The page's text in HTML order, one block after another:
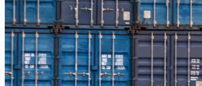
Makassar – Balikpapan
Makassar – Samarinda
Makassar – Ambon
Makassar – Halmahera Tengah
Makassar – Manado
Makassar – Ternate
Makassar – Biak